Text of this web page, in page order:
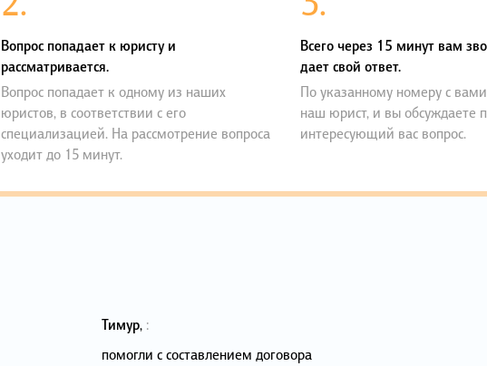
Вопрос попадает к юристу и
рассматривается.
Вопрос попадает к одному из наших
юристов, в соответствии с его
специализацией. На рассмотрение вопроса
уходит до 15 минут.
Всего через 15 минут вам
дает свой ответ.
По указанному номеру с
наш юрист, и вы обсуждаете
интересующий вас вопрос.
Тимур, :
помогли с составлением договора